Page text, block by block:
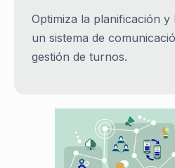
Optimiza la planificación
un sistema de
gestión de turnos.